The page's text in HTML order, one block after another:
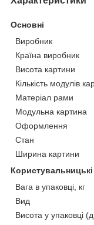
Основні
Виробник
Країна виробник
Висота картини
Кількість модулів
Матеріал рами
Модульна картина
Оформлення
Стан
Ширина картини
Вага в упаковці, кг
Вид
Висота у упаковці